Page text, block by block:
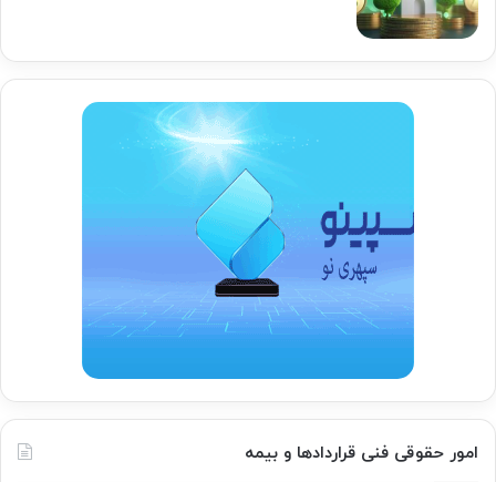
امور حقوقی فنی قراردادها و بیمه